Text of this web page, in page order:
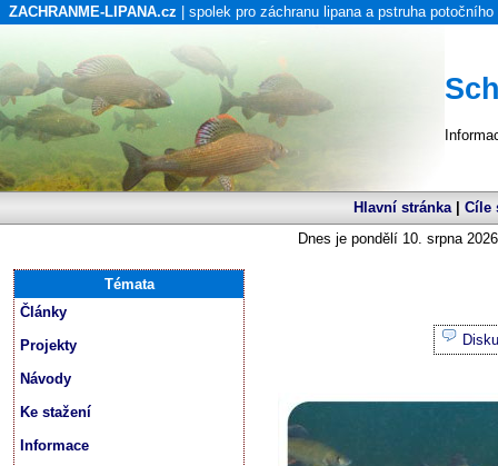
ZACHRANME-LIPANA.cz | spolek pro záchranu lipana a pstruha potočního
Hlavní stránka| Cíle
Dnes je pondělí 10. srpna
Témata
Články
Projekty
Návody
Ke stažení
Informace